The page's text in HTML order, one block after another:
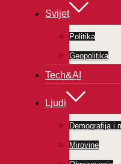
Svijet
Politika
Geopolitika
Tech&AI
Ljudi
Demografija i
Mirovine